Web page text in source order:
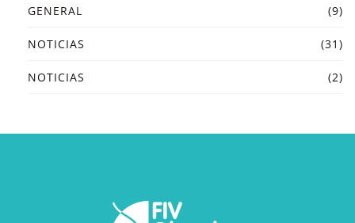
GENERAL (9)
NOTICIAS (31)
NOTICIAS (2)